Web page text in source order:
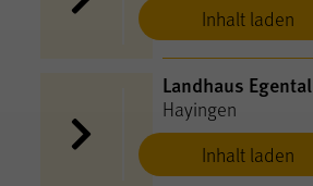
Inhalt laden
Inhalt laden
Landhaus Egental
Hayingen